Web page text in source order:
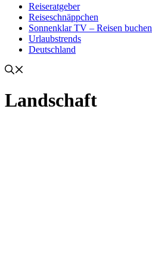
Reiseratgeber
Reiseschnäppchen
Sonnenklar TV – Reisen buchen
Urlaubstrends
Deutschland
Landschaft